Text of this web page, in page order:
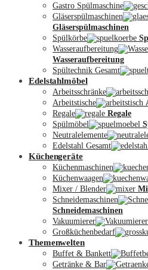
Kontakt
Gastro Spülmaschine
Gläserspülmaschinen
Gläserspülmaschinen
Spülkörbe
Wasseraufbereitung
Wasseraufbereitung
Spültechnik Gesamt
Edelstahlmöbel
Arbeitsschränke
Arbeitstische
Regale
Regale
Spülmöbel
Neutralelemente
Edelstahl Gesamt
Küchengeräte
Küchenmaschinen
Küchenwaagen
Mixer / Blender
Schneidemaschinen
Schneidemaschinen
Vakuumierer
Großküchenbedarf
Themenwelten
Buffet & Bankett
Getränke & Bar